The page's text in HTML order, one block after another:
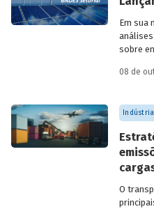
Em sua
sobre
urbanos
08 de
O